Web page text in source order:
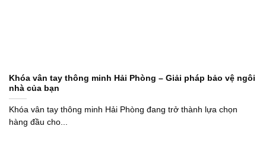
Khóa vân tay thông minh Hải Phòng – Giải pháp bảo vệ ngôi
nhà của bạn
Khóa vân tay thông minh Hải Phòng đang trở thành lựa chọn
hàng đầu cho...